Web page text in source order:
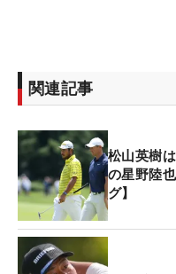
関連記事
松山英樹
の星野陸
グ】